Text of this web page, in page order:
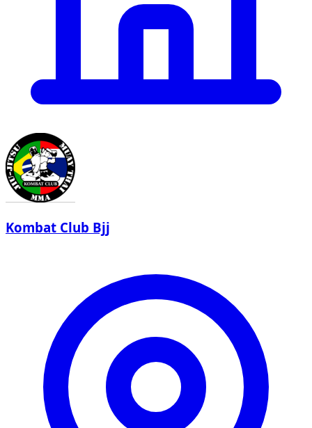
Kombat Club Bjj